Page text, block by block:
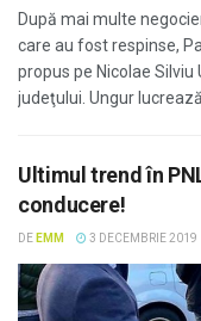
După mai multe
care au fost respinse,
propus pe Nicolae
judeţului. Ungur lucrează
Ultimul trend în
conducere!
DE EMM 3 DECEMBRIE 2019